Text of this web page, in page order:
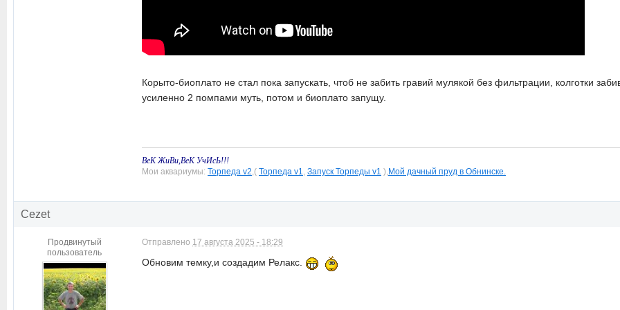
Корыто-биоплато не стал пока запускать, чтоб не забить гравий мулякой без фильтрации, колготки
усиленно 2 помпами муть, потом и биоплато запущу.
ВеК ЖиВи,ВеК УчИсЬ!!!
Мои аквариумы: Торпеда v2 ,( Торпеда v1 Запуск Торпеды v1 ), Мой дачный пруд в Обнинске.
Cezet
Продвинутый
пользователь
Отправлено 17 августа 2025 - 18:29
Обновим темку,и создадим Релакс.